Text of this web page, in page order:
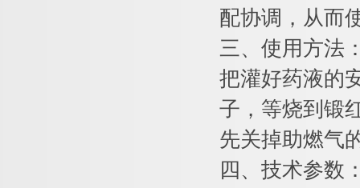
配协调，从而
三、使用方法
把灌好药液的
子，等烧到锻
先关掉助燃气
四、技术参数